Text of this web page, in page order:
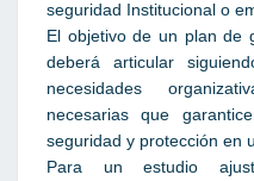
seguridad Institucional o
El objetivo de un plan de
deberá articular
necesidades
necesarias que
seguridad y protección en
Para un estudio